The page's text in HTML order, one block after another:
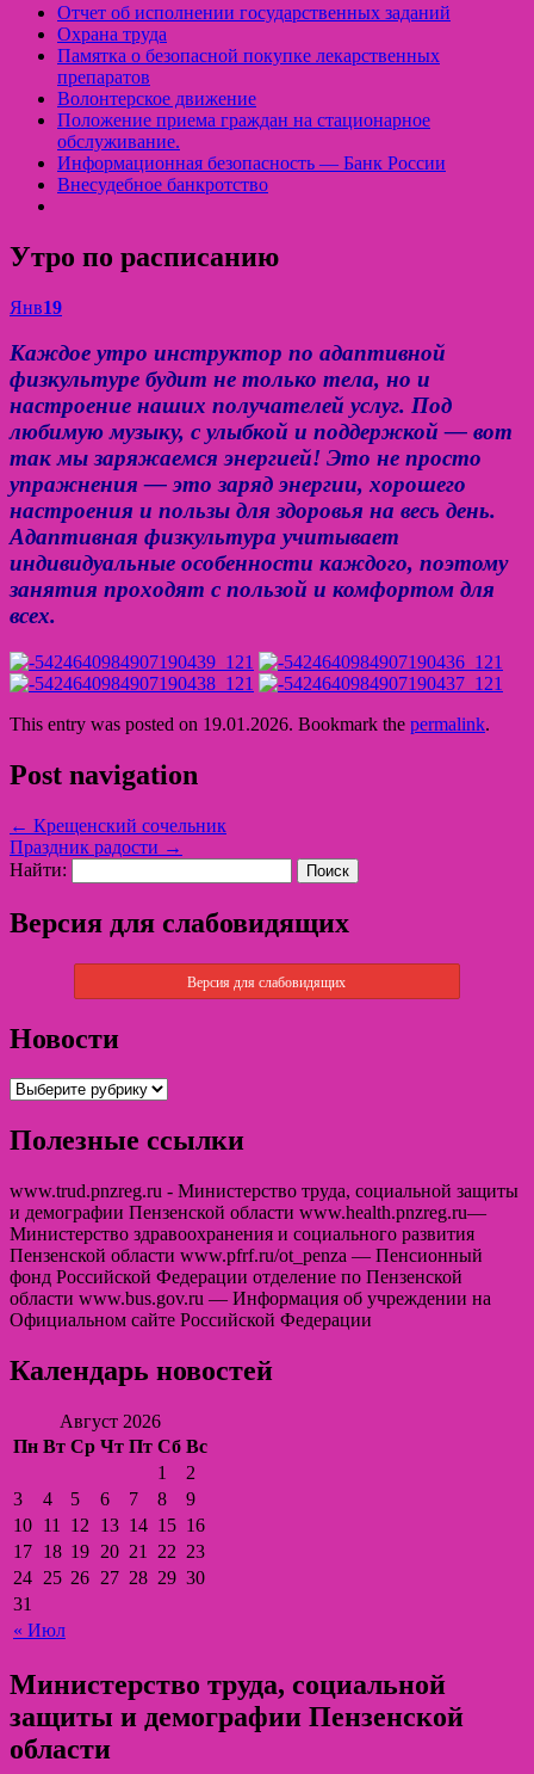
Отчет об исполнении государственных заданий
Охрана труда
Памятка о безопасной покупке лекарственных
препаратов
Волонтерское движение
Положение приема граждан на стационарное
обслуживание.
Информационная безопасность — Банк России
Внесудебное банкротство
Утро по расписанию
Янв19
Каждое утро инструктор по адаптивной
физкультуре будит не только тела, но и
настроение наших получателей услуг. Под
любимую музыку, с улыбкой и поддержкой — вот
так мы заряжаемся энергией! Это не просто
упражнения — это заряд энергии, хорошего
настроения и пользы для здоровья на весь день.
Адаптивная физкультура учитывает
индивидуальные особенности каждого, поэтому
занятия проходят с пользой и комфортом для
всех.
This entry was posted on 19.01.2026. Bookmark the permalink.
Post navigation
← Крещенский сочельник
Праздник радости →
Найти:
Версия для слабовидящих
Версия для слабовидящих
Новости
Полезные ссылки
www.trud.pnzreg.ru - Министерство труда, социальной защиты
и демографии Пензенской области www.health.pnzreg.ru—
Министерство здравоохранения и социального развития
Пензенской области www.pfrf.ru/ot_penza — Пенсионный
фонд Российской Федерации отделение по Пензенской
области www.bus.gov.ru — Информация об учреждении на
Официальном сайте Российской Федерации
Календарь новостей
Август 2026
Пн Вт Ср Чт Пт Сб Вс
« Июл
1
2
3
4 5 6 7 8
9
10 11 12 13 14 15 16
17 18 19 20 21 22 23
24 25 26 27 28 29 30
31
Министерство труда, социальной
защиты и демографии Пензенской
области